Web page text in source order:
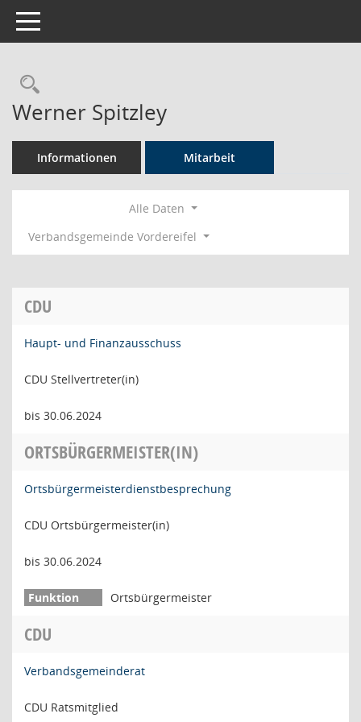
Toggle navigation
Rechercheauswahl
Werner Spitzley
Informationen Mitarbeit
Alle Daten
Verbandsgemeinde Vordereifel
CDU
Haupt- und Finanzausschuss
CDU Stellvertreter(in)
bis 30.06.2024
ORTSBÜRGERMEISTER(IN)
Ortsbürgermeisterdienstbesprechung
CDU Ortsbürgermeister(in)
bis 30.06.2024
Ortsbürgermeister
CDU
Verbandsgemeinderat
CDU Ratsmitglied